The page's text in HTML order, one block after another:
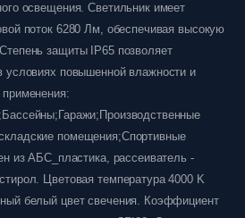
освещения. Светильник имеет
поток 6280 Лм, обеспечивая высокую
защиты IP65 позволяет
условиях повышенной влажности и
помещения;Спортивные
из АБС_пластика, рассеиватель -
Цветовая температура 4000 K
белый цвет свечения. Коэффициент